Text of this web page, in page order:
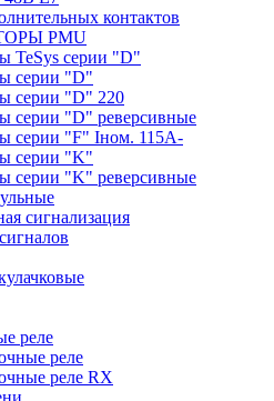
контактов
PMU
TeSys серии "D"
серии "D"
серии "D" 220
серии "D" реверсивные
серии "F" Iном. 115А-
серии "K"
серии "K" реверсивные
сигнализация
реле
реле
реле RX